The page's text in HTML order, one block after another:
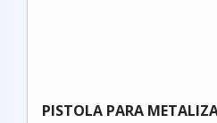
PISTOLA PARA